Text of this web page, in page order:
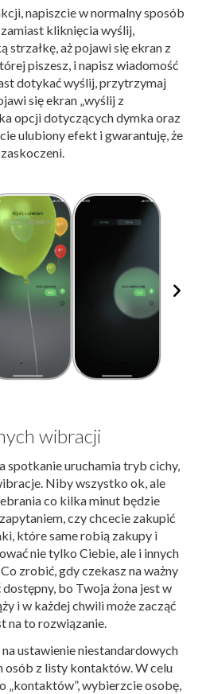
napiszcie w normalny sposób
kliknięcia wyślij,
strzałkę, aż pojawi się ekran z
piszesz, i napisz wiadomość
dotykać wyślij, przytrzymaj
się ekran „wyślij z
opcji dotyczących dymka oraz
ulubiony efekt i gwarantuję, że
wibracji
spotkanie uruchamia tryb cichy,
Niby wszystko ok, ale
co kilka minut będzie
czy chcecie zakupić
które same robią zakupy i
nie tylko Ciebie, ale i innych
zrobić, gdy czekasz na ważny
bo Twoja żona jest w
i w każdej chwili może zacząć
na to rozwiązanie.
ustawienie niestandardowych
osób z listy kontaktów. W celu
„kontaktów”, wybierzcie osobę,